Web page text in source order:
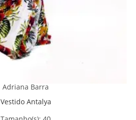
Adriana Barra
Vestido Antalya